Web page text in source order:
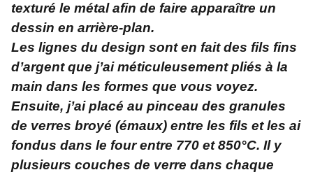
texturé le métal afin de faire apparaître un
dessin en arrière-plan.
Les lignes du design sont en fait des fils fins
d’argent que j’ai méticuleusement pliés à la
main dans les formes que vous voyez.
Ensuite, j’ai placé au pinceau des granules
de verres broyé (émaux) entre les fils et les ai
fondus dans le four entre 770 et 850°C. Il y
plusieurs couches de verre dans chaque